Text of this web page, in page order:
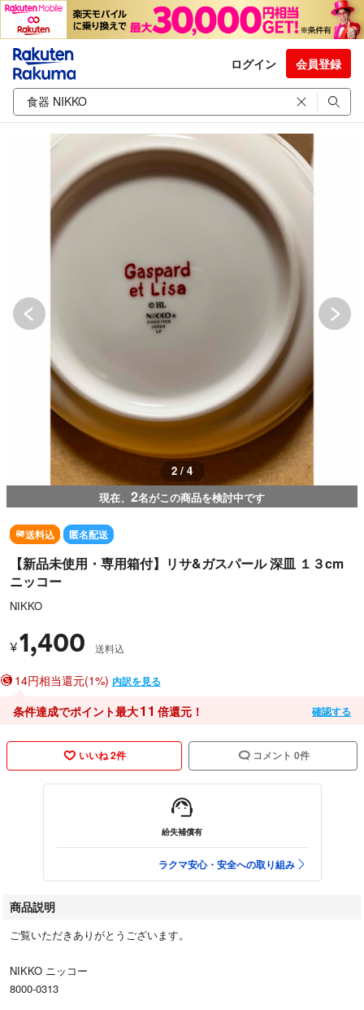
ログイン 会員登録
3 / 4
現在、 2名がこの商品を検討中です
送料込 匿名配送
【新品未使用・専用箱付】リサ&ガスパール 深皿 １３cm
ニッコー
NIKKO
¥1,400 送料込
14円相当還元(1%) 内訳を見る
条件達成でポイント最大11 倍還元！ 確認する
いいね 2件 コメント 0件
紛失補償有
ラクマ安心・安全への取り組み
商品説明
ご覧いただきありがとうございます。
NIKKO ニッコー
8000-0313